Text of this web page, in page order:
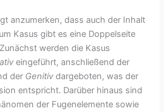
anzumerken, dass auch der Inhalt
Kasus gibt es eine Doppelseite
werden die Kasus
eingeführt, anschließend der
der Genitivdargeboten, was der
entspricht. Darüber hinaus sind
der Fugenelemente sowie